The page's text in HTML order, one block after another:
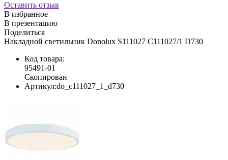
Оставить отзыв
В избранное
В презентацию
Поделиться
Накладной светильник Donolux S111027 C111027/1 D730
Код товара:
95491-01
Скопирован
Артикул:do_c111027_1_d730